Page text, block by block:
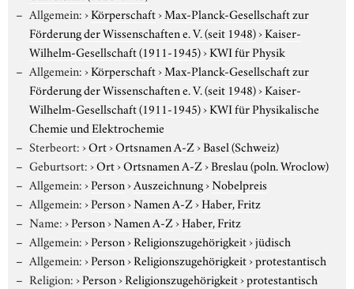
Allgemein:›Körperschaft›Max-Planck-Gesellschaft zur
Förderung der Wissenschaften e. V. (seit 1948)›Kaiser-
Wilhelm-Gesellschaft (1911-1945)›KWI für Physik
Allgemein:›Körperschaft›Max-Planck-Gesellschaft zur
Förderung der Wissenschaften e. V. (seit 1948)›Kaiser-
Wilhelm-Gesellschaft (1911-1945)›KWI für Physikalische
Chemie und Elektrochemie
Sterbeort:›Ort›Ortsnamen A-Z›Basel (Schweiz)
Geburtsort:›Ort›Ortsnamen A-Z›Breslau (poln. Wroclow)
Allgemein:›Person›Auszeichnung›Nobelpreis
Allgemein:›Person›Namen A-Z›Haber, Fritz
Name:›Person›Namen A-Z›Haber, Fritz
Allgemein:›Person›Religionszugehörigkeit›jüdisch
Allgemein:›Person›Religionszugehörigkeit›protestantisch
Religion:›Person›Religionszugehörigkeit›protestantisch